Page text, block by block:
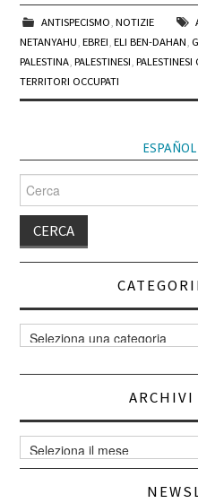
ANTISPECISMO, NOTIZIE
NETANYAHU,EBREI,ELI BEN-DAHAN,
PALESTINA,PALESTINESI,
TERRITORI OCCUPATI
ESPAÑOL
Cerca
per:
Categorie
articoli
ARCHIVI
Archivi
articoli